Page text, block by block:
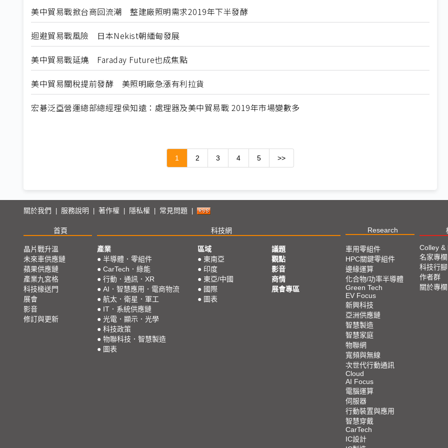
美中貿易戰掀台商回流潮 整建廠照明需求2019年下半發酵
迴避貿易戰風險 日本Nekist朝緬甸發展
美中貿易戰延燒 Faraday Future也成焦點
美中貿易關稅提前發酵 美照明廠急漲有利拉貨
宏碁泛亞營運總部總經理侯知遠：處理器及美中貿易戰 2019年市場變數多
1 2 3 4 5 >>
關於我們 服務說明 著作權 隱私權 常見問題
首頁 科技網 Research
晶片戰升溫
未來車供應鏈
蘋果供應鏈
產業九宮格
科技椽送門
展會
影音
修訂與更新
產業
● 半導體．零組件
● CarTech．綠能
● 行動．通訊．XR
● AI．智慧應用．電商物流
● 航太．衛星．軍工
● IT．系統供應鏈
● 光電．顯示．光學
● 科技政策
● 物聯科技．智慧製造
● 圖表
區域
● 東南亞
● 印度
● 東亞/中國
● 國際
● 圖表
議題
觀點
影音
商情
展會專區
車用零組件
HPC關鍵零組件
邊緣運算
化合物/功率半導體
Green Tech
EV Focus
新興科技
亞洲供應鏈
智慧製造
智慧家庭
物聯網
寬頻與無線
次世代行動通訊
Cloud
AI Focus
電腦運算
伺服器
行動裝置與應用
智慧穿戴
CarTech
IC設計
Colley &
名家專欄
科技行腳
作者群
關於專欄